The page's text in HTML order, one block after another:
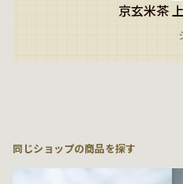
京玄米茶
同じショップの商品を探す